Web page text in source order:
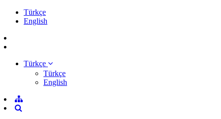
Türkçe
English
Türkçe
Türkçe
English